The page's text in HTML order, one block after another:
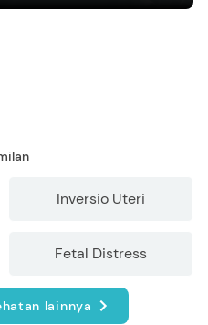
Inversio Uteri
Fetal Distress
lainnya